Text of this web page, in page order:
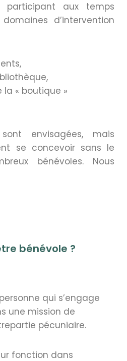
participant aux temps
d’intervention
« boutique »
envisagées, mais
se concevoir sans le
bénévoles. Nous
bénévole ?
qui s’engage
une mission de
pécuniaire.
fonction dans